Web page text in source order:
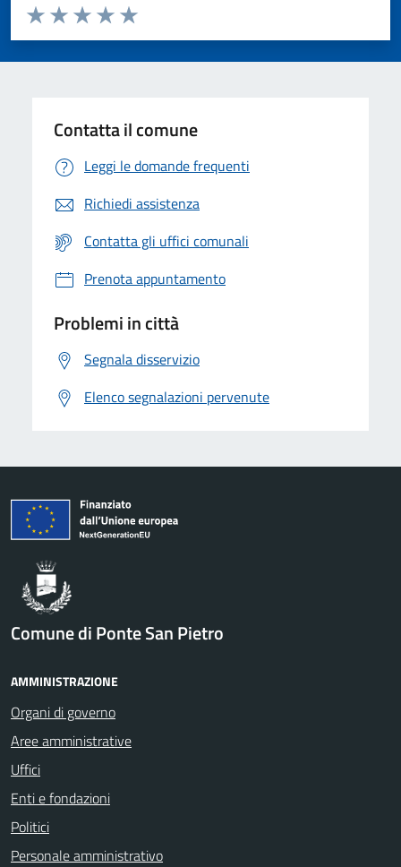
Valuta da 1 a 5 stelle la pagina
Valuta 5 stelle su 5
Valuta 4 stelle su 5
Valuta 3 stelle su 5
Valuta 2 stelle su 5
Valuta 1 stelle su 5
Contatta il comune
Leggi le domande frequenti
Richiedi assistenza
Contatta gli uffici comunali
Prenota appuntamento
Problemi in città
Segnala disservizio
Elenco segnalazioni pervenute
Comune di Ponte San Pietro
AMMINISTRAZIONE
Organi di governo
Aree amministrative
Uffici
Enti e fondazioni
Politici
Personale amministrativo